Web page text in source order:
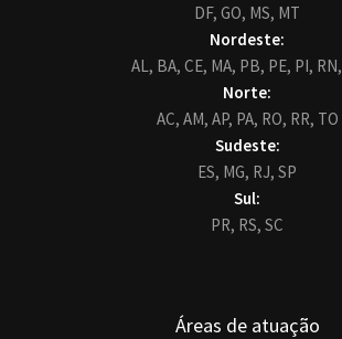
DF, GO, MS, MT
Nordeste:
AL, BA, CE, MA, PB, PE, PI, RN,
Norte:
AC, AM, AP, PA, RO, RR, TO
Sudeste:
ES, MG, RJ, SP
Sul:
PR, RS, SC
Áreas de atuação